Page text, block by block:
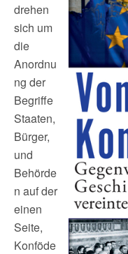
drehen
sich um
die
Anordnu
ng der
Begriffe
Staaten,
Bürger,
und
Behörde
n auf der
einen
Seite,
Konföde